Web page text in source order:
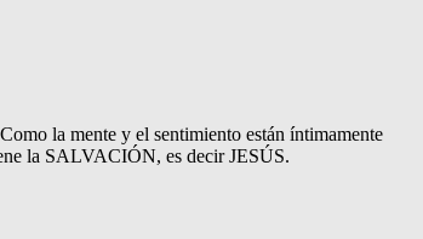
la mente y el sentimiento están íntimamente
la SALVACIÓN, es decir JESÚS.